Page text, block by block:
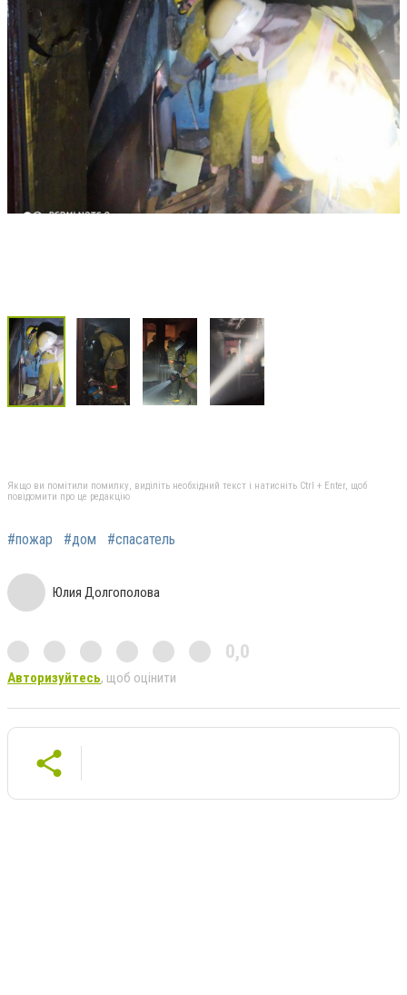
Якщо ви помітили помилку, виділіть необхідний текст і натисніть Ctrl + Enter, щоб
повідомити про це редакцію
#пожар #дом #спасатель
Юлия Долгополова
0,0
Авторизуйтесь, щоб оцінити